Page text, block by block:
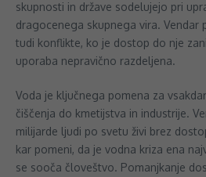
skupnosti in države sodelujejo pri
dragocenega skupnega vira. Vendar
tudi konflikte, ko je dostop do nje
uporaba nepravično razdeljena.
Voda je ključnega pomena za
čiščenja do kmetijstva in industrije.
milijarde ljudi po svetu živi brez
kar pomeni, da je vodna kriza ena
se sooča človeštvo. Pomanjkanje